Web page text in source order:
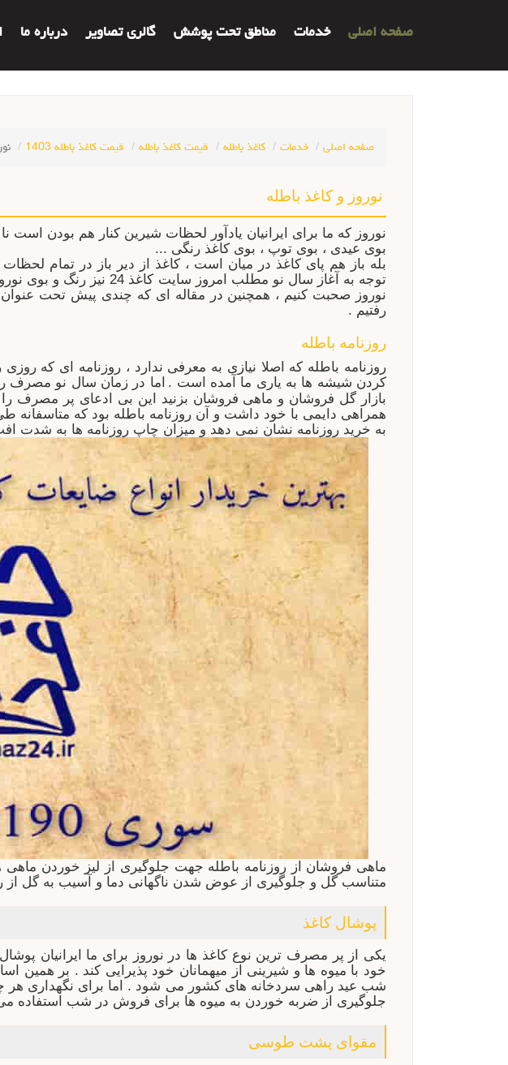
صفحه اصلی خدمات مناطق تحت پوشش گالری تصاویر درباره ما
صفحه اصلی خدمات کاغذ باطله قیمت کاغذ باطله قیمت کاغذ باطله 1403
نوروز و کاغذ باطله
نوروز که ما برای ایرانیان یادآور لحظات شیرین کنار هم بودن است
بوی عیدی ، بوی توپ ، بوی کاغذ رنگی ...
بله باز هم پای کاغذ در میان است ، کاغذ از دیر باز در تمام
توجه به آغاز سال نو مطلب
نوروز صحبت کنیم ، همچنین در مقاله ای که چندی پیش تحت
رفتیم .
روزنامه باطله
روزنامه باطله که اصلا نیازی به معرفی ندارد ، روزنامه ای
کردن شیشه ها به یاری ما آمده است . اما در زمان سال نو مصرف
بازار گل فروشان و ماهی فروشان بزنید این بی ادعای پر مصرف را
همراهی دایمی با خود داشت و آن روزنامه باطله بود که متاسفانه
به خرید روزنامه نشان نمی دهد و میزان چاپ روزنامه ها به شدت
ماهی فروشان از روزنامه باطله جهت جلوگیری از لیز خوردن
متناسب گل و جلوگیری از عوض شدن ناگهانی دما و آسیب به گل از
پوشال کاغذ
یکی از پر مصرف ترین نوع کاغذ ها در نوروز برای ما ایرانیان
خود با میوه ها و شیرینی از میهمانان خود پذیرایی کند . بر
شب عید راهی سردخانه های کشور می شود . اما برای نگهداری هر
جلوگیری از ضربه خوردن به میوه ها برای فروش در شب استفاده
مقوای پشت طوسی